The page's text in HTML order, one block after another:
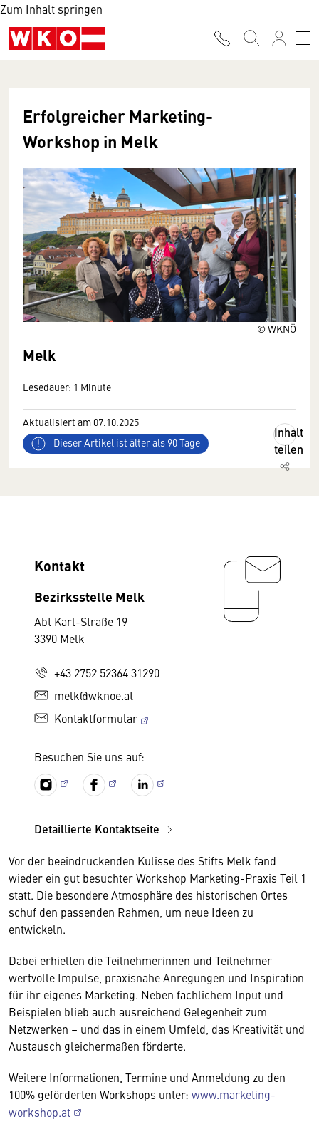
Zum Inhalt springen
© WKNÖ
Erfolgreicher Marketing-
Workshop in Melk
Melk
Lesedauer: 1 Minute
Aktualisiert am 07.10.2025
Dieser Artikel ist älter als 90 Tage
Inhalt
teilen
Kontakt
Bezirksstelle Melk
Abt Karl-Straße 19
3390 Melk
+43 2752 52364 31290
melk@wknoe.at
Kontaktformular
Besuchen Sie uns auf:
Detaillierte Kontaktseite
Vor der beeindruckenden Kulisse des Stifts Melk fand
wieder ein gut besuchter Workshop Marketing-Praxis Teil 1
statt. Die besondere Atmosphäre des historischen Ortes
schuf den passenden Rahmen, um neue Ideen zu
entwickeln.
Dabei erhielten die Teilnehmerinnen und Teilnehmer
wertvolle Impulse, praxisnahe Anregungen und Inspiration
für ihr eigenes Marketing. Neben fachlichem Input und
Beispielen blieb auch ausreichend Gelegenheit zum
Netzwerken – und das in einem Umfeld, das Kreativität und
Austausch gleichermaßen förderte.
Weitere Informationen, Termine und Anmeldung zu den
100% geförderten Workshops unter: www.marketing-
workshop.at